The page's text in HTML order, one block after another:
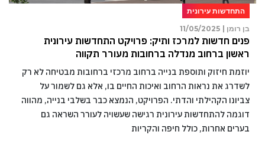
התחדשות עירונית
בן רומן |
11/05/2025
פנים חדשות למרכז ותיק: פרויקט התחדשות עירונית
ראשון ברחוב מנדלה ברחובות מעורר תקווה
יוזמת חיזוק ותוספת בנייה ברחוב מרכזי ברחובות מבטיחה לא רק
לשדרג את נראות הרחוב ואיכות החיים בו, אלא גם לשמור על
צביונו הקהילתי והדתי. הפרויקט, הנמצא כבר בשלבי בנייה, מהווה
דוגמה להתחדשות עירונית רגישה שעשויה לעורר השראה גם
בערים אחרות, כולל חיפה והקריות